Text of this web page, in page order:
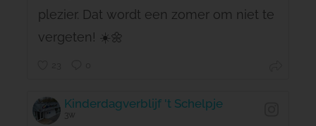
plezier. Dat wordt een zomer om niet te
vergeten! ☀️🌼
Kinderdagverblijf 't Schelpje
3w